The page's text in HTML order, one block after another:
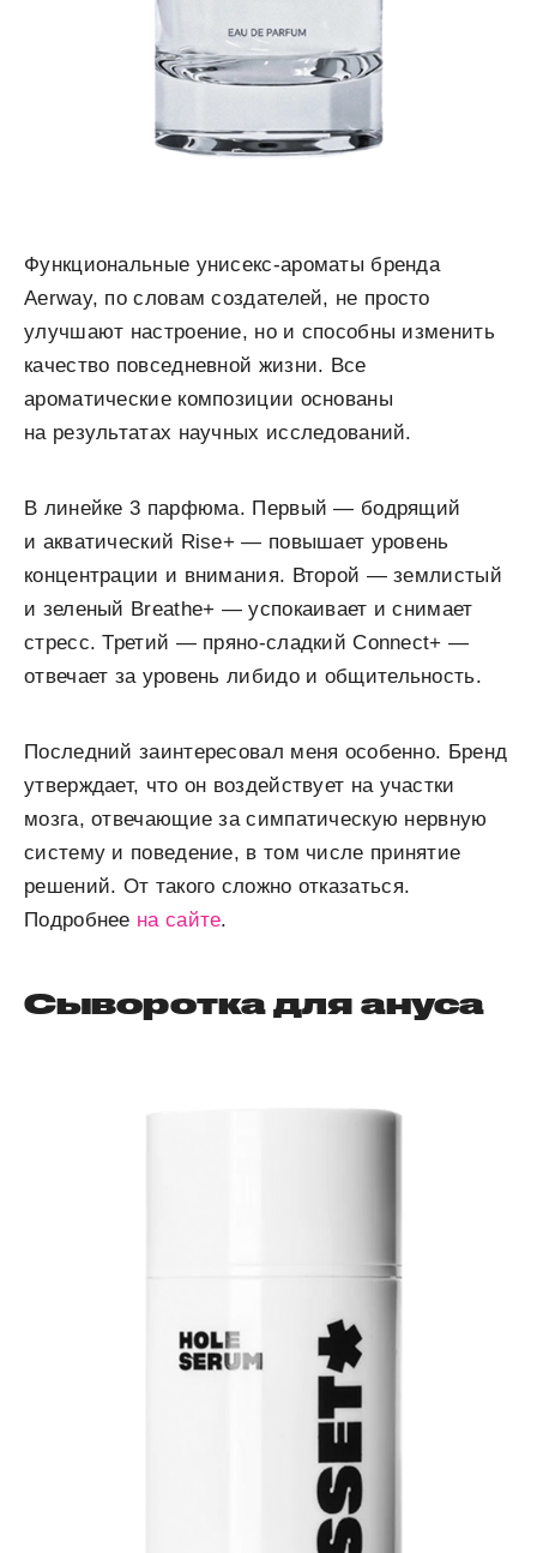
Функциональные унисекс-ароматы бренда
Aerway, по словам создателей, не просто
улучшают настроение, но и способны изменить
качество повседневной жизни. Все
ароматические композиции основаны
на результатах научных исследований.
В линейке 3 парфюма. Первый — бодрящий
и акватический Rise+ — повышает уровень
концентрации и внимания. Второй — землистый
и зеленый Breathe+ — успокаивает и снимает
стресс. Третий — пряно-сладкий Connect+ —
отвечает за уровень либидо и общительность.
Последний заинтересовал меня особенно. Бренд
утверждает, что он воздействует на участки
мозга, отвечающие за симпатическую нервную
систему и поведение, в том числе принятие
решений. От такого сложно отказаться.
Подробнее на сайте.
Сыворотка для ануса